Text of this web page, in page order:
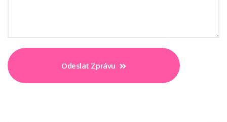
Odeslat Zprávu